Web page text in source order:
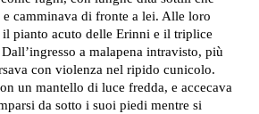
camminava di fronte a lei. Alle loro
il pianto acuto delle Erinni e il triplice
a malapena intravisto, più
con violenza nel ripido cunicolo.
un mantello di luce fredda, e accecava
da sotto i suoi piedi mentre si